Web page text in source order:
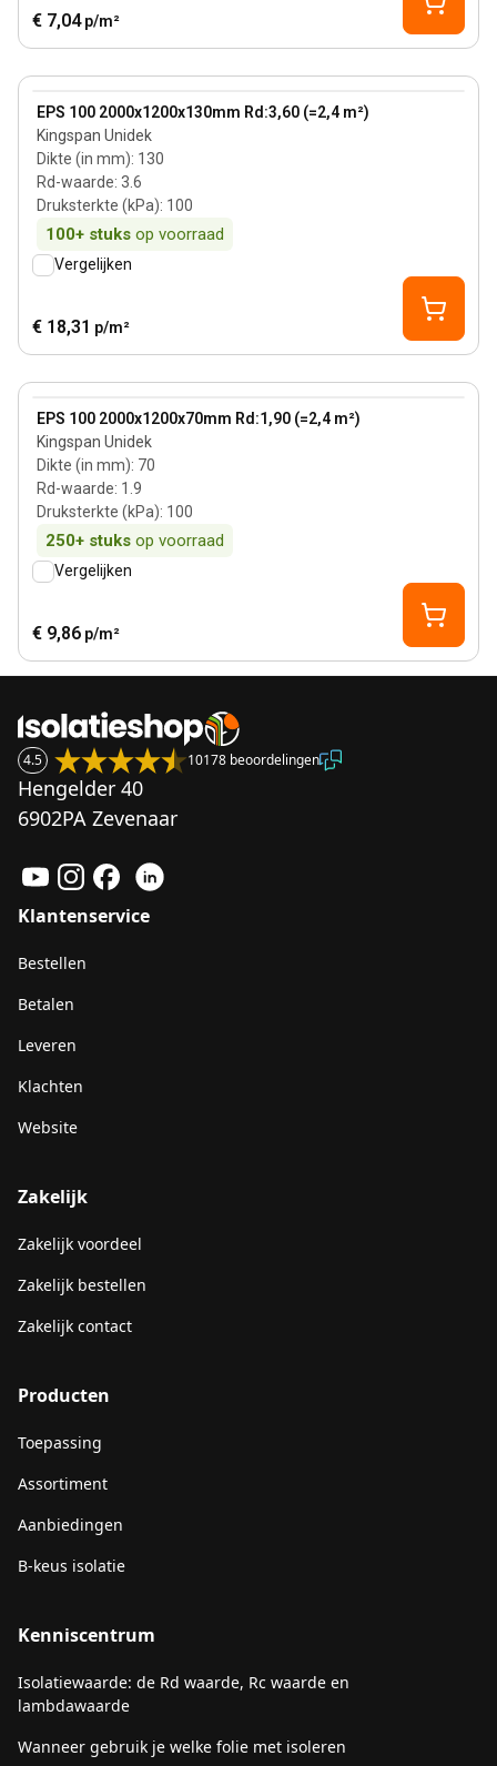
€ 7,04 p/m²
EPS 100 2000x1200x130mm Rd:3,60 (=2,4 m²)
Kingspan Unidek
Dikte (in mm): 130
Rd-waarde: 3.6
Druksterkte (kPa): 100
100+ stuks op voorraad
View product
Vergelijken
€ 18,31 p/m²
EPS 100 2000x1200x70mm Rd:1,90 (=2,4 m²)
Kingspan Unidek
Dikte (in mm): 70
Rd-waarde: 1.9
Druksterkte (kPa): 100
250+ stuks op voorraad
View product
Vergelijken
€ 9,86 p/m²
4.5 10178 beoordelingen
Hengelder 40
6902PA Zevenaar
Klantenservice
Bestellen
Betalen
Leveren
Klachten
Website
Zakelijk
Zakelijk voordeel
Zakelijk bestellen
Zakelijk contact
Producten
Toepassing
Assortiment
Aanbiedingen
B-keus isolatie
Kenniscentrum
Isolatiewaarde: de Rd waarde, Rc waarde en
lambdawaarde
Wanneer gebruik je welke folie met isoleren